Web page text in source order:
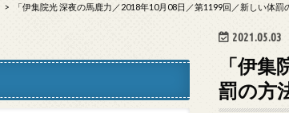
「伊集院光 深夜の馬鹿力／2018年10月08日／第1199回／新しい体罰
2021.05.03
「伊
罰の方